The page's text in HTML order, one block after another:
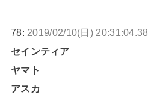
78: 2019/02/10(日) 20:31:04.38
セインティア
ヤマト
アスカ